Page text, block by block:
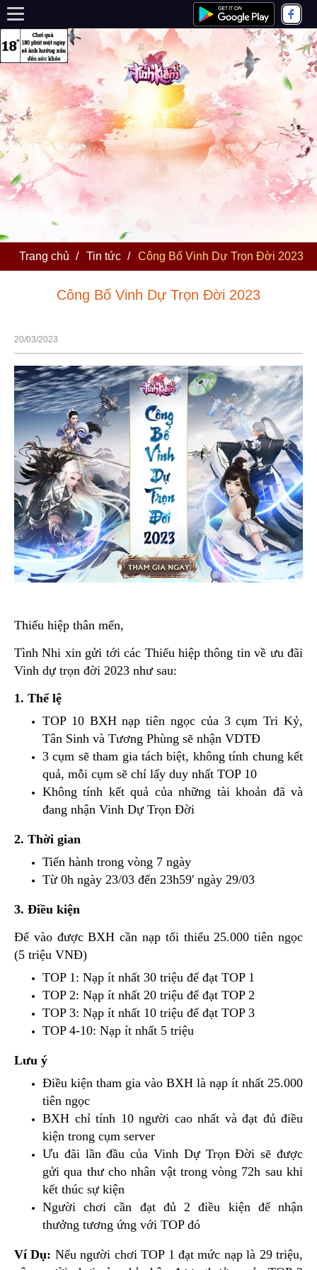
Trang chủ / Tin tức / Công Bố Vinh Dự Trọn Đời 2023
Công Bố Vinh Dự Trọn Đời 2023
20/03/2023
Thiếu hiệp thân mến,
Tình Nhi xin gửi tới các Thiếu hiệp thông tin về ưu đãi
Vinh dự trọn đời 2023 như sau:
1. Thể lệ
TOP 10 BXH nạp tiên ngọc của 3 cụm Tri Kỷ,
Tân Sinh và Tương Phùng sẽ nhận VDTĐ
3 cụm sẽ tham gia tách biệt, không tính chung kết
quả, mỗi cụm sẽ chỉ lấy duy nhất TOP 10
Không tính kết quả của những tài khoản đã và
đang nhận Vinh Dự Trọn Đời
2. Thời gian
Tiến hành trong vòng 7 ngày
Từ 0h ngày 23/03 đến 23h59' ngày 29/03
3. Điều kiện
Để vào được BXH cần nạp tối thiểu 25.000 tiên ngọc
(5 triệu VNĐ)
TOP 1: Nạp ít nhất 30 triệu để đạt TOP 1
TOP 2: Nạp ít nhất 20 triệu để đạt TOP 2
TOP 3: Nạp ít nhất 10 triệu để đạt TOP 3
TOP 4-10: Nạp ít nhất 5 triệu
Lưu ý
Điều kiện tham gia vào BXH là nạp ít nhất 25.000
tiên ngọc
BXH chỉ tính 10 người cao nhất và đạt đủ điều
kiện trong cụm server
Ưu đãi lần đầu của Vinh Dự Trọn Đời sẽ được
gửi qua thư cho nhân vật trong vòng 72h sau khi
kết thúc sự kiện
Người chơi cần đạt đủ 2 điều kiện để nhận
thưởng tương ứng với TOP đó
Ví Dụ: Nếu người chơi TOP 1 đạt mức nạp là 29 triệu,